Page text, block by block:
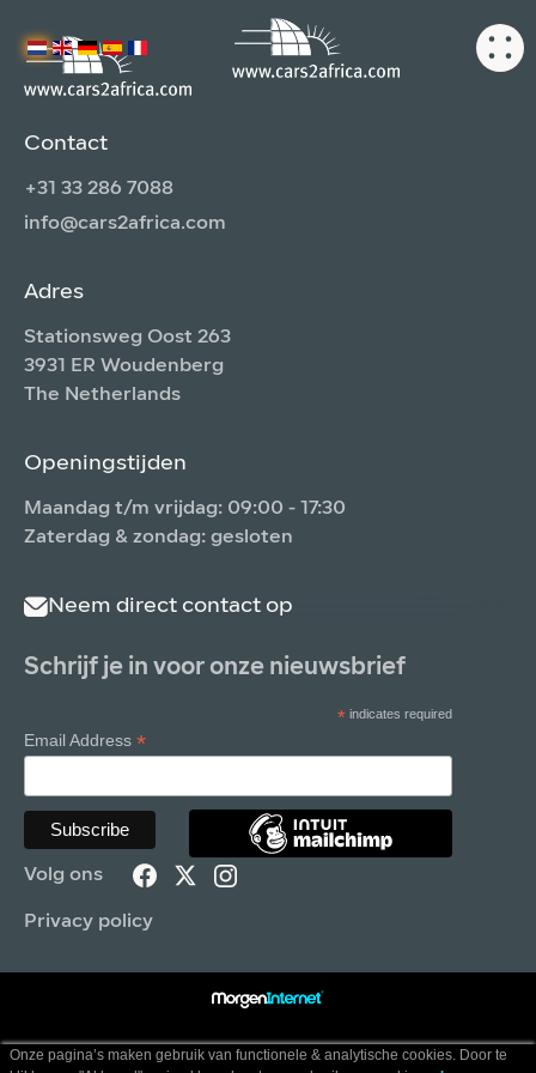
Contact
+31 33 286 7088
info@cars2africa.com
Adres
Stationsweg Oost 263
3931 ER Woudenberg
The Netherlands
Openingstijden
Maandag t/m vrijdag: 09:00 - 17:30
Zaterdag & zondag: gesloten
Neem direct contact op
Schrijf je in voor onze nieuwsbrief
*indicates required
Email Address*
Volg ons
Privacy policy
Onze pagina’s maken gebruik van functionele & analytische cookies. Door te